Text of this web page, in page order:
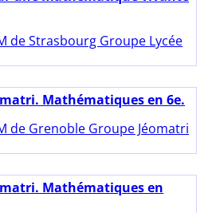
de Strasbourg Groupe Lycée
Mathématiques en 6e.
de Grenoble Groupe Jéomatri
Mathématiques en